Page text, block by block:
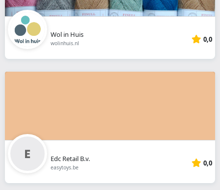
Wol in Huis
wolinhuis.nl 0,0
Edc Retail B.v.
easytoys.be 0,0